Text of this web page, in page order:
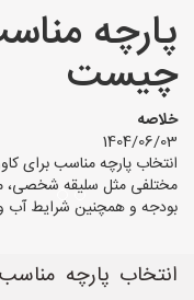
پارچه پارچه
چیست
خلاصه
1404/06/03
انتخاب پارچه مناسب برای
مختلفی مثل سلیقه شخصی،
بودجه و همچنین شرایط آب
انتخاب پارچه